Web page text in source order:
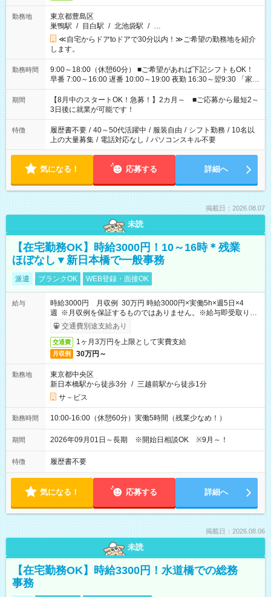
勤務地
東京都豊島区
巣鴨駅 / 目白駅 / 北池袋駅 / …
≪自宅からドアtoドアで30分以内！≫ご希望の勤務地を紹介
します。
勤務時間
9:00～18:00（休憩60分） ■ご希望があれば下記シフトもOK！
早番 7:00～16:00 遅番 10:00～19:00 夜勤 16:30～翌9:30 「家族
と休みを合わせたい」 「余裕を持って夕飯の準備がしたい」
「できれば残業はしたくない」 など、ご希望を教えてください
ね。 ※Wワーク希望の方へ 今ご覧のお仕事で希望する勤務時間
と、もう1つのお仕事の勤務時間。 合計で週40時間を超える場
合は応募できません。
期間
【8月中のスタートOK！急募！】2カ月～ ■ご応募から最短2～
3日後に就業が可能です！
特徴 履歴書不要 / 40～50代活躍中 / 服装自由 / シフト勤務 / 10名以
上の大量募集 / 電話対応なし / パソコンスキル不要
気になる！ 応募する 詳細へ
掲載日：2026.08.07
未読
【在宅勤務OK】時給3000円！10～16時＊残業
ほぼなし▼新日本橋で一般事務
派遣 ブランクOK WEB登録・面接OK
給与
時給3000円 月収例 30万円 時給3000円×実働5h×週5日×4
週 ※月収例を保証するものではありません。※給与即受取りサ
ービス利用可（利用条件有）
交通費別途支給あり
交通費 1ヶ月3万円を上限として実費支給
月収例 30万円～
勤務地
東京都中央区
新日本橋駅から徒歩3分 / 三越前駅から徒歩1分
サ－ビス
勤務時間 10:00-16:00（休憩60分）実働5時間（残業少なめ！）
期間 2026年09月01日～長期 ※開始日相談OK ※9月～！
特徴 履歴書不要
気になる！ 応募する 詳細へ
掲載日：2026.08.06
未読
【在宅勤務OK】時給3300円！水道橋での総務
事務